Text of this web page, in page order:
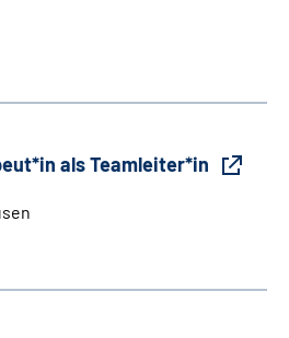
als Teamleiter*in